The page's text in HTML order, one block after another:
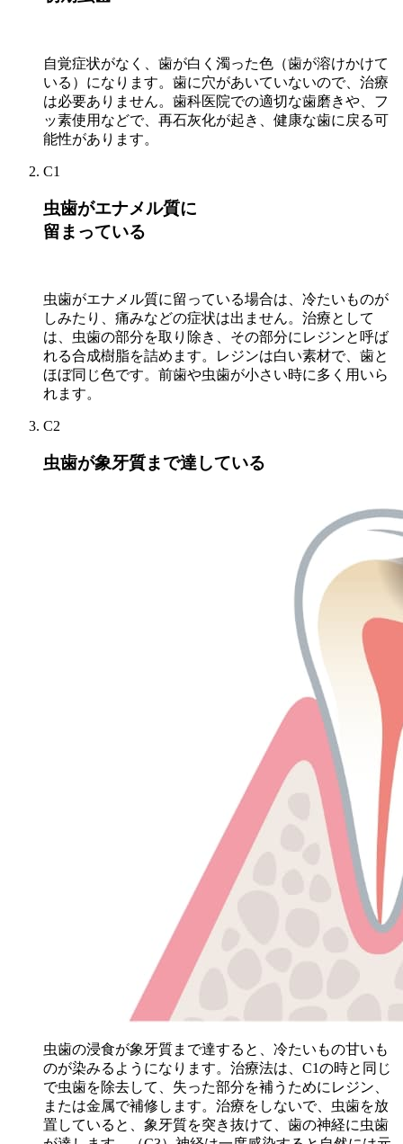
自覚症状がなく、歯が白く濁った色（歯が溶けかけて
いる）になります。歯に穴があいていないので、治療
は必要ありません。歯科医院での適切な歯磨きや、フ
ッ素使用などで、再石灰化が起き、健康な歯に戻る可
能性があります。
C1
虫歯がエナメル質に
留まっている
虫歯がエナメル質に留っている場合は、冷たいものが
しみたり、痛みなどの症状は出ません。治療として
は、虫歯の部分を取り除き、その部分にレジンと呼ば
れる合成樹脂を詰めます。レジンは白い素材で、歯と
ほぼ同じ色です。前歯や虫歯が小さい時に多く用いら
れます。
C2
虫歯が象牙質まで達している
虫歯の浸食が象牙質まで達すると、冷たいもの甘いも
のが染みるようになります。治療法は、C1の時と同じ
で虫歯を除去して、失った部分を補うためにレジン、
または金属で補修します。治療をしないで、 虫歯を放
置していると、象牙質を突き抜けて、歯の神経に虫歯